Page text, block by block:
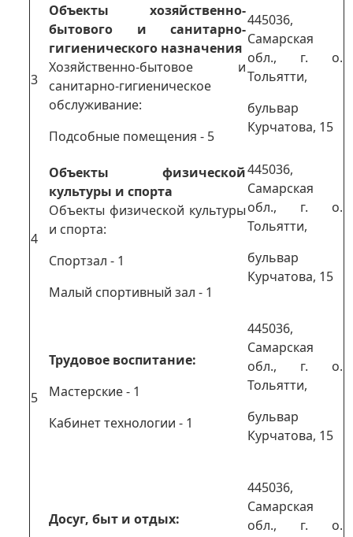
3
Объекты хозяйственно-
бытового и санитарно-
гигиенического назначения
Хозяйственно-бытовое и
санитарно-гигиеническое
обслуживание:
Подсобные помещения - 5
445036,
Самарская
обл., г. о.
Тольятти,
бульвар
Курчатова, 15
4
Объекты физической
культуры и спорта
Объекты физической культуры
и спорта:
Спортзал - 1
Малый спортивный зал - 1
445036,
Самарская
обл., г. о.
Тольятти,
бульвар
Курчатова, 15
5
Трудовое воспитание:
Мастерские - 1
Кабинет технологии - 1
445036,
Самарская
обл., г. о.
Тольятти,
бульвар
Курчатова, 15
Досуг, быт и отдых:
445036,
Самарская
обл., г. о.